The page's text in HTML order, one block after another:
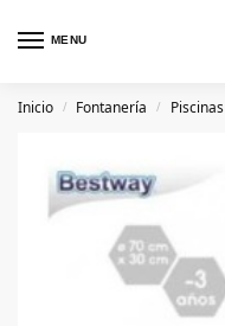
MENU
Inicio / Fontanería / Piscinas